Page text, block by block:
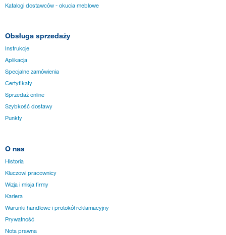
Katalogi dostawców - okucia meblowe
Obsługa sprzedaży
Instrukcje
Aplikacja
Specjalne zamówienia
Certyfikaty
Sprzedaż online
Szybkość dostawy
Punkty
O nas
Historia
Kluczowi pracownicy
Wizja i misja firmy
Kariera
Warunki handlowe i protokół reklamacyjny
Prywatność
Nota prawna